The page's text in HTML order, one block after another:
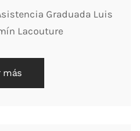
Graduada Luis
Lacouture
más